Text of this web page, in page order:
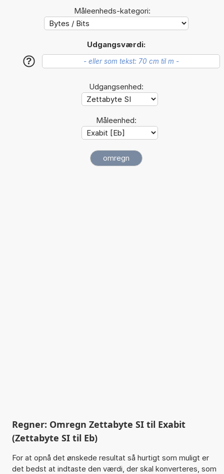
Måleenheds-kategori:
Udgangsværdi:
?
Udgangsenhed:
Måleenhed:
Regner: Omregn Zettabyte SI til Exabit
(Zettabyte SI til Eb)
For at opnå det ønskede resultat så hurtigt som muligt er
det bedst at indtaste den værdi, der skal konverteres, som